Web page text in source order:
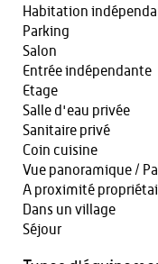
Habitation
Parking
Salon
Entrée indépendante
Etage
Salle d'eau privée
Sanitaire privé
Coin cuisine
Vue panoramique /
A proximité
Dans un village
Séjour